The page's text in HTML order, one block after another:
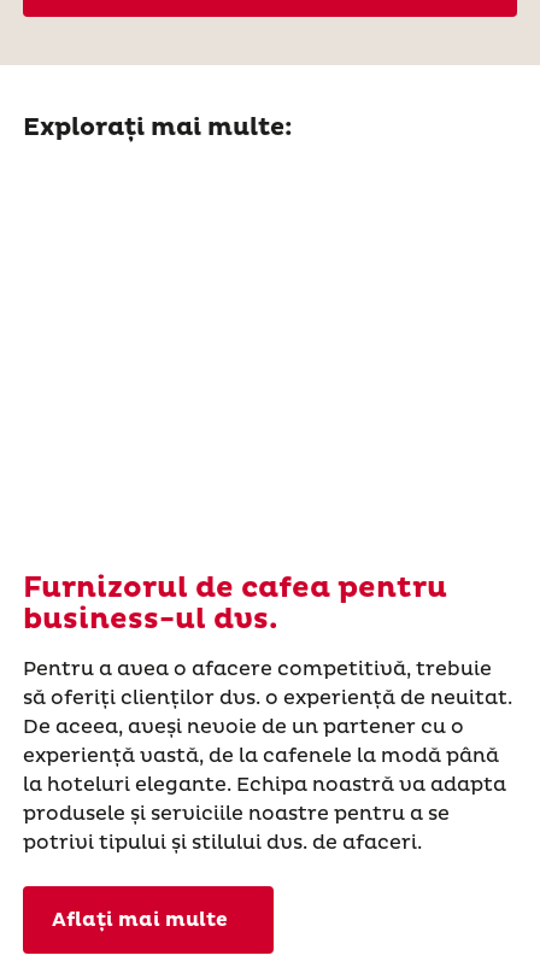
Explorați mai multe:
Furnizorul de cafea pentru
business-ul dvs.
Pentru a avea o afacere competitivă, trebuie
să oferiți clienților dvs. o experiență de neuitat.
De aceea, aveși nevoie de un partener cu o
experiență vastă, de la cafenele la modă până
la hoteluri elegante. Echipa noastră va adapta
produsele și serviciile noastre pentru a se
potrivi tipului și stilului dvs. de afaceri.
Aflați mai multe